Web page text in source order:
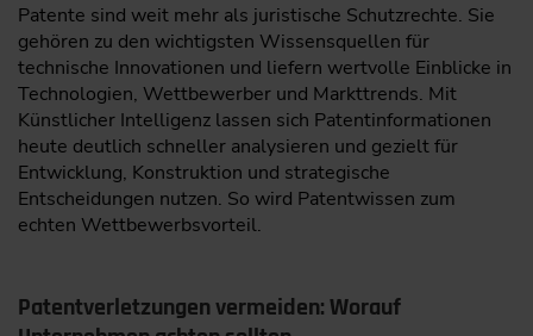
Patente sind weit mehr als juristische Schutzrechte. Sie
gehören zu den wichtigsten Wissensquellen für
technische Innovationen und liefern wertvolle Einblicke in
Technologien, Wettbewerber und Markttrends. Mit
Künstlicher Intelligenz lassen sich Patentinformationen
heute deutlich schneller analysieren und gezielt für
Entwicklung, Konstruktion und strategische
Entscheidungen nutzen. So wird Patentwissen zum
echten Wettbewerbsvorteil.
Patentverletzungen vermeiden: Worauf